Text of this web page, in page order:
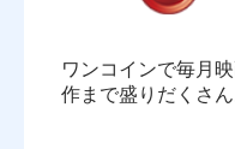
ワンコインで毎月
作まで盛りだくさ